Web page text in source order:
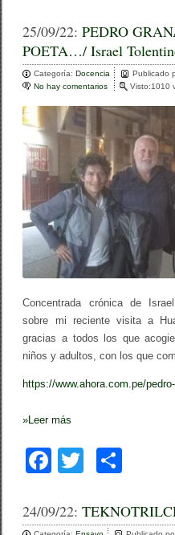
c
e
b
o
o
tt
er
m
p
ar
tir
25/09/22:PEDRO
POETA…/ Israel
Categoría: Docencia Publicado
No hay comentarios
P
O
G
R
A
N
A
O
,
O
E
A
,
O
P
O
E
…
/
Visto:1010
Concentrada crónica de
sobre mi reciente visita a
gracias a todos los que
niños y adultos, con los que
https://www.ahora.com.pe/
» Leer más
F
c
tt
m
24/09/22: